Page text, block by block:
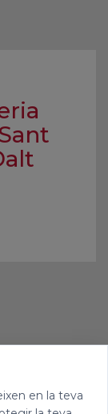
en la teva